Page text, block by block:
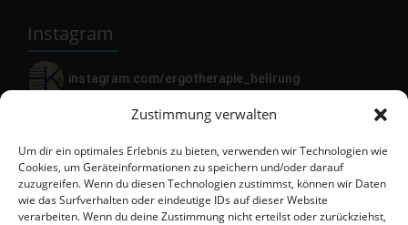
Zustimmung verwalten
Um dir ein optimales Erlebnis zu bieten, verwenden wir Technologien wie
Cookies, um Geräteinformationen zu speichern und/oder darauf
zuzugreifen. Wenn du diesen Technologien zustimmst, können wir Daten
wie das Surfverhalten oder eindeutige IDs auf dieser Website
verarbeiten. Wenn du deine Zustimmung nicht erteilst oder zurückziehst,
Instagram
instagram.com/ergotherapie_hellrung